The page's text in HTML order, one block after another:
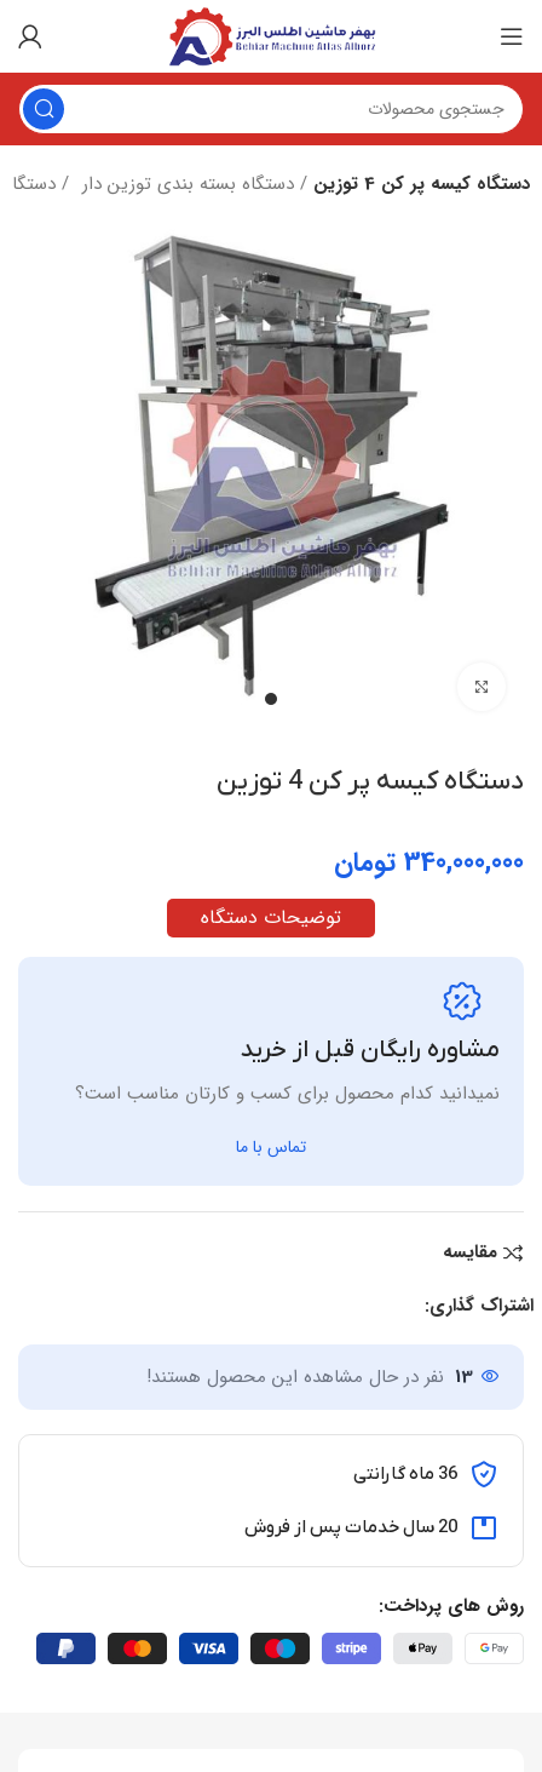
دستگاه بسته بندی دستگاه بسته بندی توزین دار دستگاه کیسه‌ پر کن 4 توزین
دستگاه کیسه‌ پر کن 4 توزین
تومان
توضیحات دستگاه
مشاوره رایگان قبل از خرید
نمیدانید کدام محصول برای کسب و کارتان مناسب است؟
تماس با ما
مقایسه
اشتراک گذاری:
13 نفر در حال مشاهده این محصول هستند!
36 ماه گارانتی
20 سال خدمات پس از فروش
روش های پرداخت: